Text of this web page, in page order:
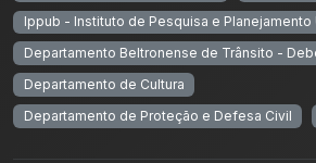
Ippub - Instituto de Pesquisa e Planejamento
Departamento Beltronense de Trânsito -
Departamento de Cultura
Departamento de Proteção e Defesa Civil